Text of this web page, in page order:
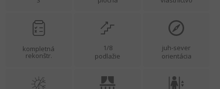
kompletná
rekonštr.
1/8
podlažie
juh-sever
orientácia